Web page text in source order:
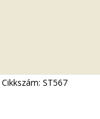
Cikkszám: ST567